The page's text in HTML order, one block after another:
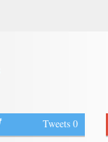
Tweets 0